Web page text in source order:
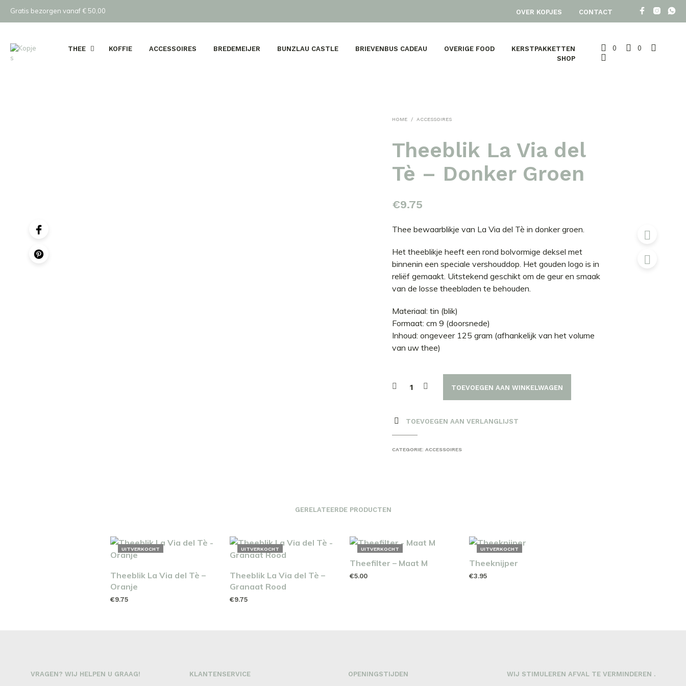
Gratis bezorgen vanaf € 50,00 OVER KOPJES CONTACT
THEE KOFFIE ACCESSOIRES BREDEMEIJER BUNZLAU CASTLE BRIEVENBUS CADEAU OVERIGE FOOD
KERSTPAKKETTEN
SHOP
0 0
HOME / ACCESSOIRES
Theeblik La Via del
Tè – Donker Groen
€9.75
Thee bewaarblikje van La Via del Tè in donker groen.
Het theeblikje heeft een rond bolvormige deksel met
binnenin een speciale vershouddop. Het gouden logo is in
reliëf gemaakt. Uitstekend geschikt om de geur en smaak
van de losse theebladen te behouden.
Materiaal: tin (blik)
Formaat: cm 9 (doorsnede)
Inhoud: ongeveer 125 gram (afhankelijk van het volume
van uw thee)
TOEVOEGEN AAN WINKELWAGEN
TOEVOEGEN AAN VERLANGLIJST
CATEGORIE:ACCESSOIRES
GERELATEERDE PRODUCTEN
UITVERKOCHT
Theeblik La Via del Tè –
Oranje
€9.75
UITVERKOCHT
Theeblik La Via del Tè –
Granaat Rood
€9.75
UITVERKOCHT
Theefilter – Maat M
€5.00
UITVERKOCHT
Theeknijper
€3.95
VRAGEN? WIJ HELPEN U GRAAG! KLANTENSERVICE OPENINGSTIJDEN WIJ STIMULEREN AFVAL TE VERMINDEREN .